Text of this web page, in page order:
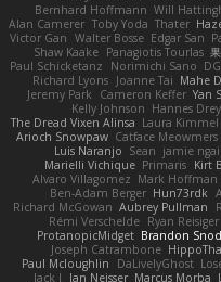
Bernhard Hoffmann Will
Alan Camerer Toby Yoda Thater
Victor Gan Walter Bosse Edgar San
Shaw Kaake Panagiotis Tourlas
Paul Schicketanz
Norimichi Sano
Richard Lyons Joanne Tai Mahe
Jeremy Park
Cameron Keffer Yan
Kelly Johnson Hannes
The Dread Vixen Alinsa Laura Kimmel
Arioch Snowpaw Catface Meowmers
Luis Naranjo Sean jamie
Marielli Vichique Primaris Kirt
Alvaro Villagomez Mark Hoffman
Ben-Adam Berger Hun73rdk
Richard McGowan Aubrey Pullman
Rémi Verschelde Ryan Reisiger
ProtanopicMidget Brandon
Joseph Catrambone
Paul Mcloughlin
DaLivelyGhost
Jack J
Ian Neisser Marcus Morba